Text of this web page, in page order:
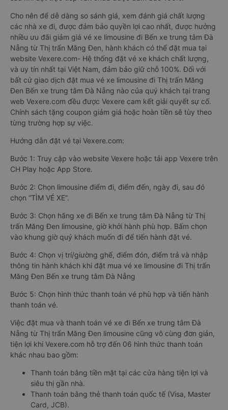
Cho nên để dễ dàng so sánh giá, xem đánh giá chất lượng
các nhà xe đi, được đảm bảo quyền lợi cao nhất, được hưởng
nhiều ưu đãi giảm giá vé xe limousine đi Bến xe trung tâm Đà
Nẵng từ Thị trấn Măng Đen, hành khách có thể đặt mua tại
website Vexere.com- Hệ thống đặt vé xe khách chất lượng,
và uy tín nhất tại Việt Nam, đảm bảo giữ chỗ 100%. Đối với
bất cứ giao dịch đặt mua vé xe limousine đi Thị trấn Măng
Đen Bến xe trung tâm Đà Nẵng nào của quý khách tại trang
web Vexere.com đều được Vexere cam kết giải quyết sự cố.
Chính sách tặng coupon giảm giá hoặc hoàn tiền sẽ tùy theo
từng trường hợp sự việc.
Hướng dẫn đặt vé tại Vexere.com:
Bước 1: Truy cập vào website Vexere hoặc tải app Vexere trên
CH Play hoặc App Store.
Bước 2: Chọn limousine điểm đi, điểm đến, ngày đi, sau đó
chọn “TÌM VÉ XE”.
Bước 3: Chọn hãng xe đi Bến xe trung tâm Đà Nẵng từ Thị
trấn Măng Đen limousine, giờ khởi hành phù hợp. Bấm chọn
vào khung giờ quý khách muốn đi để tiến hành đặt vé.
Bước 4: Chọn vị trí/giường ghế, điểm đón, điểm trả và nhập
thông tin hành khách khi đặt mua vé xe limousine đi Thị trấn
Măng Đen Bến xe trung tâm Đà Nẵng
Bước 5: Chọn hình thức thanh toán vé phù hợp và tiến hành
thanh toán vé.
Việc đặt mua và thanh toán vé xe đi Bến xe trung tâm Đà
Nẵng từ Thị trấn Măng Đen limousine cũng vô cùng đơn giản,
tiện lợi khi Vexere.com hỗ trợ đến 06 hình thức thanh toán
khác nhau bao gồm:
Thanh toán bằng tiền mặt tại các cửa hàng tiện lợi và
siêu thị gần nhà.
Thanh toán bằng thẻ thanh toán quốc tế (Visa, Master
Card, JCB).